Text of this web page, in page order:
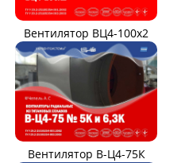
Вентилятор ВЦ4-100х2
Вентилятор В-Ц4-75К